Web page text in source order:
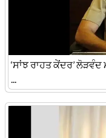
‘ਸਾਂਝ ਰਾਹਤ ਕੇਂਦਰ’
...